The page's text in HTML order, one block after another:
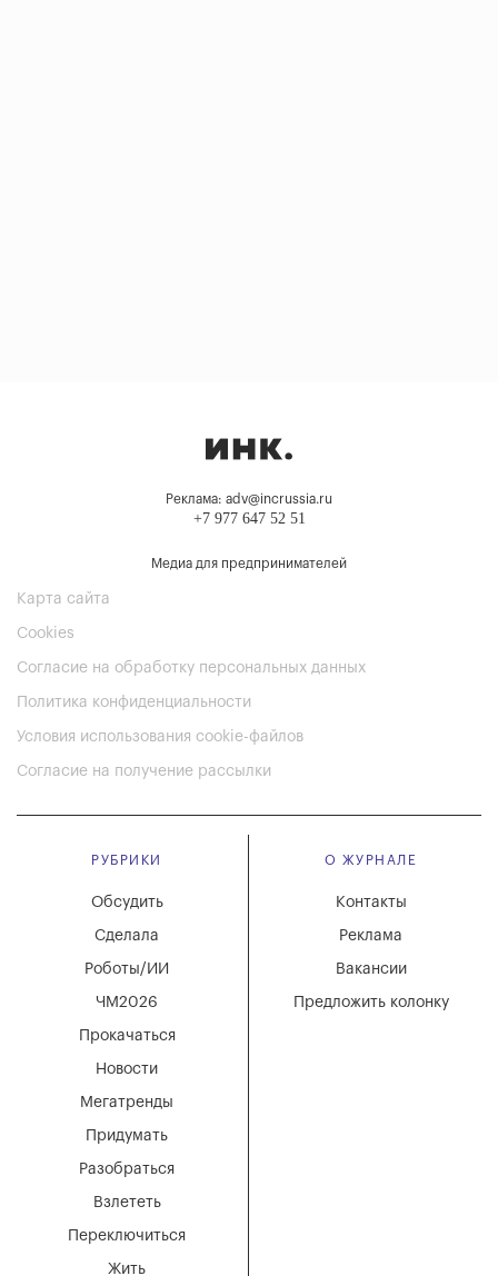
Реклама: adv@incrussia.ru
+7 977 647 52 51
Медиа для предпринимателей
Карта сайта
Cookies
Согласие на обработку персональных данных
Политика конфиденциальности
Условия использования cookie-файлов
Согласие на получение рассылки
РУБРИКИ
Мегатренды
Придумать
Разобраться
Взлететь
Новости
Переключиться
Жить
Обсудить
Сделала
Роботы/ИИ
ЧМ2026
Прокачаться
О ЖУРНАЛЕ
Вакансии
Реклама
Контакты
Предложить колонку